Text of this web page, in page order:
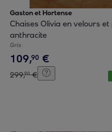
Gaston et Hortense
Chaises Olivia en velours
anthracite
Gris
109,90 €
299,90 €